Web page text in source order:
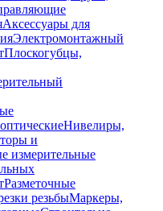
Аксессуары для
Электромонтажный
Плоскогубцы,
Нивелиры,
и
измерительные
Разметочные
резьбыМаркеры,